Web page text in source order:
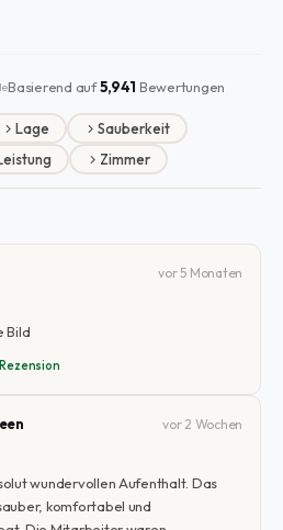
Basierend auf5,941 Bewertungen
Lage
Sauberkeit
Zimmer
vor 5 Monaten
Bild
vor 2 Wochen
wundervollen Aufenthalt. Das
komfortabel und